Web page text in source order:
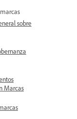
sobre
Marcas